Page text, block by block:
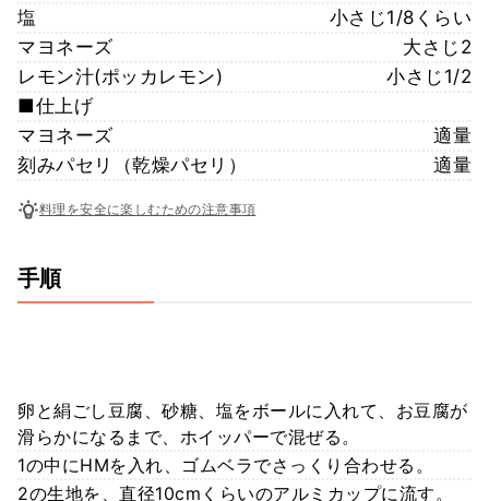
塩
小さじ1/8くらい
マヨネーズ
大さじ2
レモン汁(ポッカレモン)
小さじ1/2
■仕上げ
マヨネーズ
適量
刻みパセリ（乾燥パセリ）
適量
料理を安全に楽しむための注意事項
手順
卵と絹ごし豆腐、砂糖、塩をボールに入れて、お豆腐が
滑らかになるまで、ホイッパーで混ぜる。
1の中にHMを入れ、ゴムベラでさっくり合わせる。
2の生地を、直径10cmくらいのアルミカップに流す。